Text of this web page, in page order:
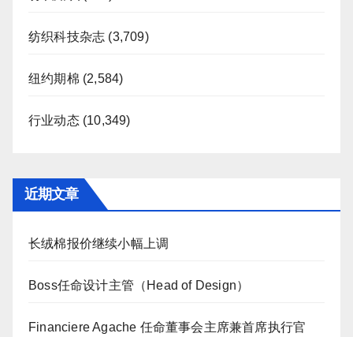
纺织科技杂志 (3,709)
纽约期棉 (2,584)
行业动态(10,349)
近期文章
长绒棉报价继续小幅上调
Boss任命设计主管（Head of Design）
Financiere Agache 任命董事会主席兼首席执行官